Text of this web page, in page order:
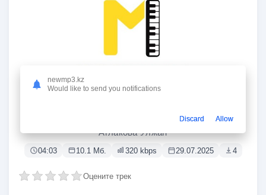
Келе жатыр кус кайтып
Аглакова Улжан
04:03 10.1 Мб. 320 kbps 29.07.2025 4
Оцените трек
newmp3.kz
Would like to send you notifications
Discard Allow